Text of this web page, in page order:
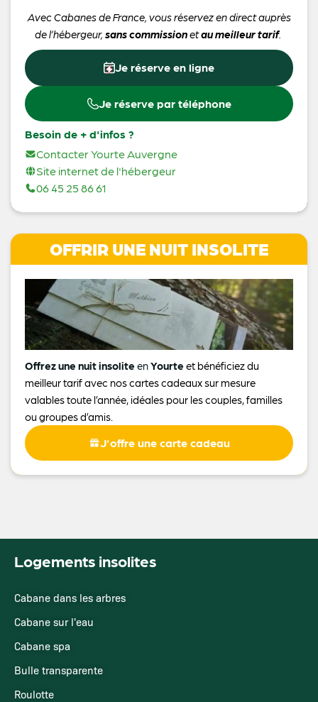
Avec Cabanes de France, vous réservez en direct auprès
de l’hébergeur, sans commissionetau meilleur tarif.
Je réserve en ligne
Je réserve par téléphone
Besoin de + d'infos ?
Contacter Yourte Auvergne
Site internet de l'hébergeur
06 45 25 86 61
OFFRIR UNE NUIT INSOLITE
Offrez une nuit insolite enYourte et bénéficiez du
meilleur tarif avec nos cartes cadeaux sur mesure
valables toute l’année, idéales pour les couples, familles
ou groupes d’amis.
J'offre une carte cadeau
Logements insolites
Cabane dans les arbres
Cabane sur l'eau
Cabane spa
Bulle transparente
Roulotte